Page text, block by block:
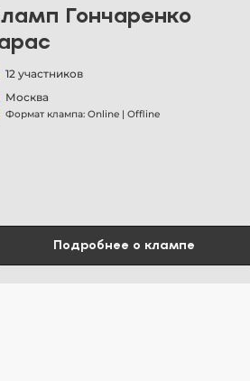
Гончаренко
12 участников
Москва
Формат клампа: Online | Offline
Подробнее о клампе